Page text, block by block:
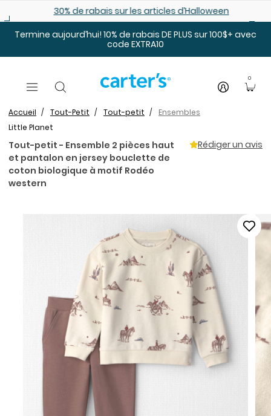
30% de rabais sur les articles d’Halloween
Termine aujourd’hui! 10% de rabais DE PLUS sur 100$+ avec
code EXTRA10
0
Accueil Tout-Petit Tout-petit
Ensembles
Little Planet
Tout-petit - Ensemble 2 pièces haut
et pantalon en jersey bouclette de
coton biologique à motif Rodéo
western
Rédiger un avis